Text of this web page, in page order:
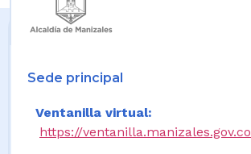
Sede principal
Ventanilla virtual:
https://ventanilla.manizales.gov.co